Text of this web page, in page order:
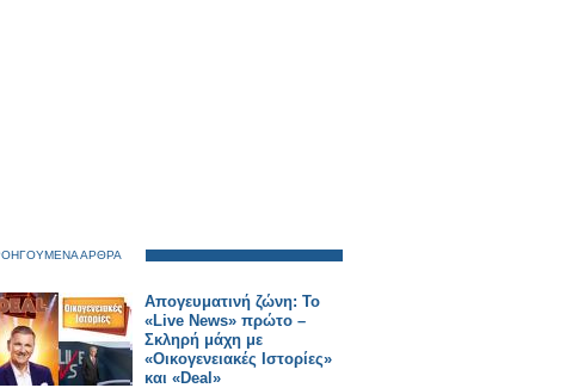
ΑΡΘΡΑ
Απογευματινή ζώνη: Το
«Live News» πρώτο –
Σκληρή μάχη με
«Οικογενειακές Ιστορίες»
και «Deal»